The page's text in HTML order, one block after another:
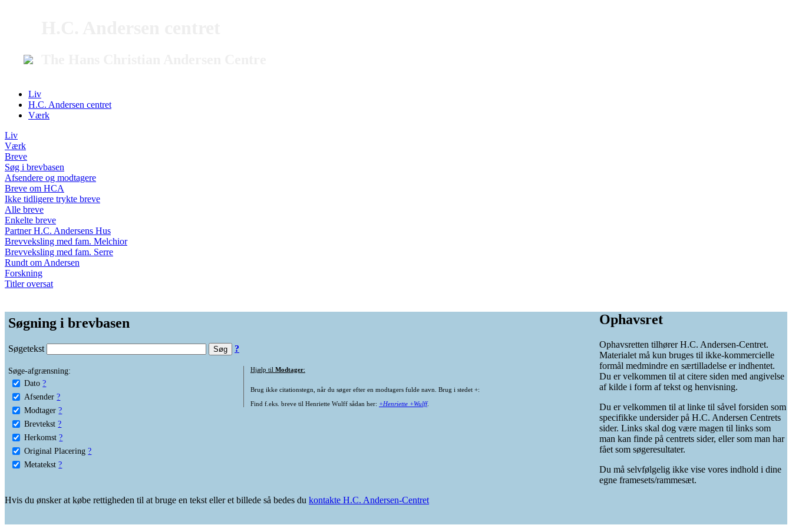
Liv
H.C. Andersen centret
Værk
Liv
Værk
Breve
Søg i brevbasen
Afsendere og modtagere
Breve om HCA
Ikke tidligere trykte breve
Alle breve
Enkelte breve
Partner H.C. Andersens Hus
Brevveksling med fam. Melchior
Brevveksling med fam. Serre
Rundt om Andersen
Forskning
Titler oversat
Søgning i brevbasen
Søgetekst ?
Søge-afgrænsning:
Dato ?
Afsender ?
Modtager ?
Brevtekst ?
Herkomst ?
Original Placering ?
Metatekst ?
Hjælp til Modtager:
Brug ikke citationstegn, når du søger efter en modtagers fulde navn. Brug i stedet +:
Find f.eks. breve til Henriette Wulff sådan her: +Henriette +Wulff.
Ophavsret
Ophavsretten tilhører H.C. Andersen-Centret.
Materialet må kun bruges til ikke-kommercielle
formål medmindre en særtilladelse er indhentet.
Du er velkommen til at citere siden med angivelse
af kilde i form af tekst og henvisning.
Du er velkommen til at linke til såvel forsiden som
specifikke undersider på H.C. Andersen Centrets
sider. Links skal dog være magen til links som
man kan finde på centrets sider, eller som man har
fået som søgeresultater.
Du må selvfølgelig ikke vise vores indhold i dine
egne framesets/rammesæt.
Hvis du ønsker at købe rettigheden til at bruge en tekst eller et billede så bedes du kontakte H.C. Andersen-Centret